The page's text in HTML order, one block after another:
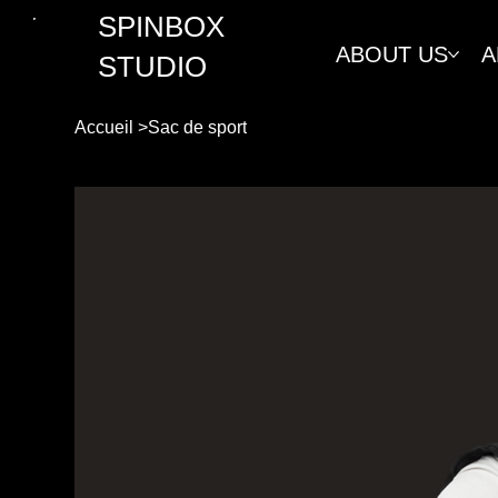
SPINBOX
STUDIO
ABOUT US
Accueil >Sac de sport